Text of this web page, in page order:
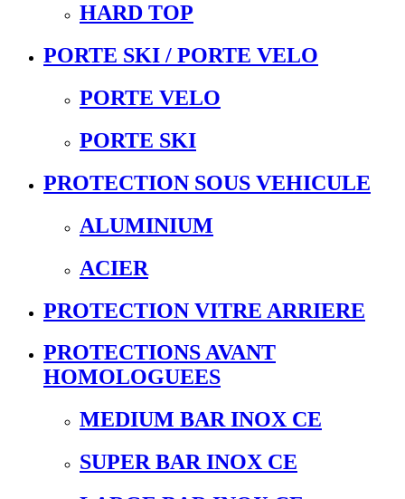
HARD TOP
PORTE SKI / PORTE VELO
PORTE VELO
PORTE SKI
PROTECTION SOUS VEHICULE
ALUMINIUM
ACIER
PROTECTION VITRE ARRIERE
PROTECTIONS AVANT
HOMOLOGUEES
MEDIUM BAR INOX CE
SUPER BAR INOX CE